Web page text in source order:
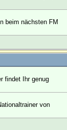
beim nächsten FM
findet Ihr genug
von